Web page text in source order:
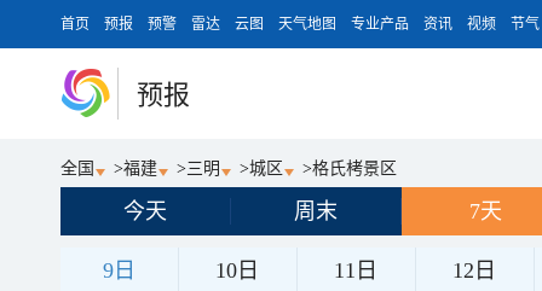
首页 预报 预警 雷达 云图 天气地图 专业产品 资讯 视频 节气
预报
全国 >福建 >三明 >城区 >格氏栲景区
今天 周末 7天
9日 10日 11日 12日